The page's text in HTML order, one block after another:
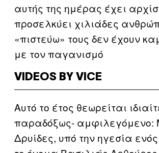
αυτής της ημέρας έχει
προσελκύει χιλιάδες
«πιστεύω» τους δεν έχουν
με τον παγανισμό
VIDEOS BY VICE
Αυτό το έτος θεωρείται
παραδόξως- αμφιλεγόμενο:
Δρυίδες, υπό την ηγεσία